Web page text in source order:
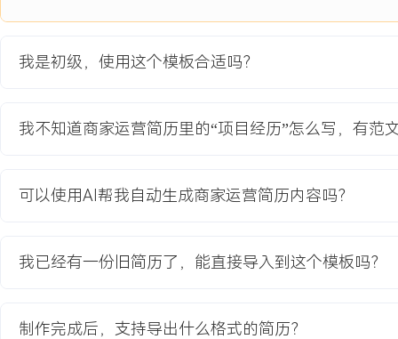
成功动员XXX家商家签署参与协议。
3.设计执行监控：跟进每位参与商家的活动上线情况，每日检查流量
4.处理项目复盘：项目结束后收集商家反馈，整理各项运营动作的
果分析报告与可复用的运营SOP。
1.项目期内，参与商家的平均订单量环比提升XXX%，成功扭转下跌
3.总结出X套针对不同餐饮品类的夏季运营策略，后续被团队广泛应
教育背景
我是初级，使用这个模板合适吗？
我不知道商家运营简历里的“项目经历”怎么写，有范
可以使用AI帮我自动生成商家运营简历内容吗？
我已经有一份旧简历了，能直接导入到这个模板吗？
制作完成后，支持导出什么格式的简历？